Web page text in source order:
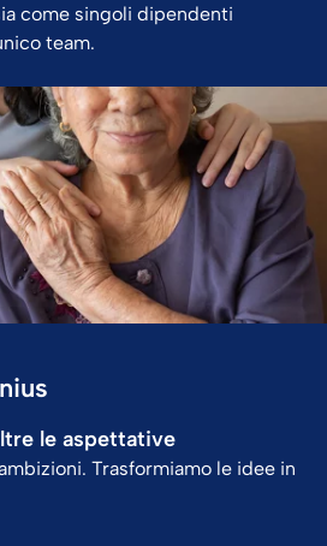
come singoli dipendenti
team.
le aspettative
Trasformiamo le idee in